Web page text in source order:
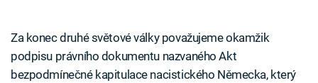
Za konec druhé světové války považujeme okamžik
podpisu právního dokumentu nazvaného Akt
bezpodmínečné kapitulace nacistického Německa, který